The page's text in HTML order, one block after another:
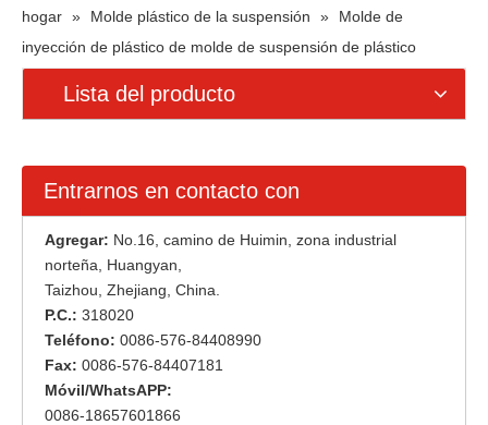
hogar » Molde plástico de la suspensión »
Molde de
inyección de plástico de molde de suspensión de plástico
Lista del producto
Entrarnos en contacto con
Agregar: No.16, camino de Huimin, zona industrial
norteña, Huangyan,
Taizhou, Zhejiang, China.
P.C.: 318020
Teléfono: 0086-576-84408990
Fax: 0086-576-84407181
Móvil/WhatsAPP:
0086-18657601866